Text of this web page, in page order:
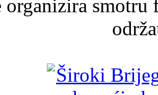
organizira